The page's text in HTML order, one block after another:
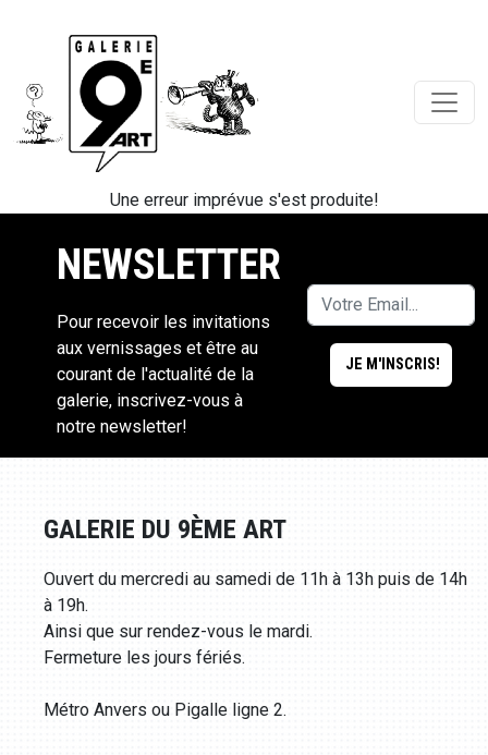
Une erreur imprévue s'est produite!
NEWSLETTER
Pour recevoir les invitations
aux vernissages et être au
courant de l'actualité de la
galerie, inscrivez-vous à
notre newsletter!
GALERIE DU 9ÈME ART
Ouvert du mercredi au samedi de 11h à 13h puis de 14h
à 19h.
Ainsi que sur rendez-vous le mardi.
Fermeture les jours fériés.
Métro Anvers ou Pigalle ligne 2.